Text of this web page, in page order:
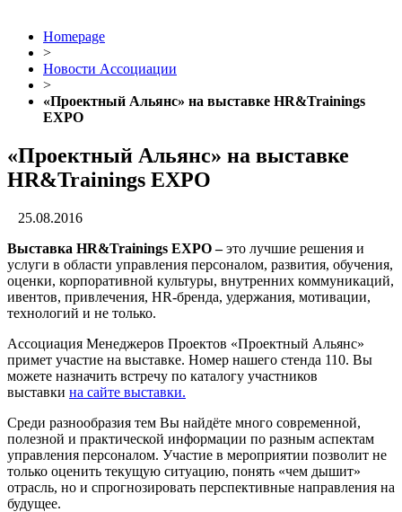
Homepage
>
Новости Ассоциации
>
«Проектный Альянс» на выставке HR&Trainings
EXPO
«Проектный Альянс» на выставке
HR&Trainings EXPO
25.08.2016
Выставка HR&Trainings EXPO –это лучшие решения и
услуги в области управления персоналом, развития, обучения,
оценки, корпоративной культуры, внутренних коммуникаций,
ивентов, привлечения, HR-бренда, удержания, мотивации,
технологий и не только.
Ассоциация Менеджеров Проектов «Проектный Альянс»
примет участие на выставке. Номер нашего стенда 110. Вы
можете назначить встречу по каталогу участников
выставки на сайте выставки.
Среди разнообразия тем Вы найдёте много современной,
полезной и практической информации по разным аспектам
управления персоналом. Участие в мероприятии позволит не
только оценить текущую ситуацию, понять «чем дышит»
отрасль, но и спрогнозировать перспективные направления на
будущее.